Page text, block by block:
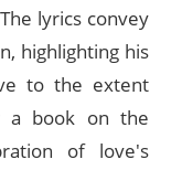
lyrics convey
highlighting his
to the extent
a book on the
of love's